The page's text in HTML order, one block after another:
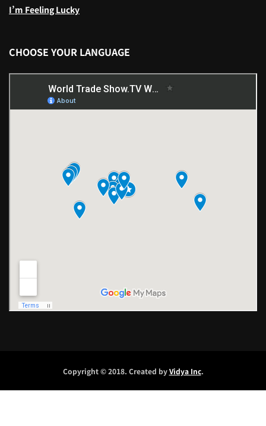
I’m Feeling Lucky
CHOOSE YOUR LANGUAGE
Copyright © 2018. Created byVidya Inc.